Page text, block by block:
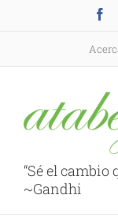
“Sé el cambio
~Gandhi